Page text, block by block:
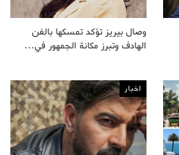
وصال بيريز تؤكد تمسكها بالفن
الهادف وتبرز مكانة الجمهور في…
اخبار